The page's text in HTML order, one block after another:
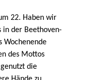
22. Haben wir
in der Beethoven-
Wochenende
des Mottos
die